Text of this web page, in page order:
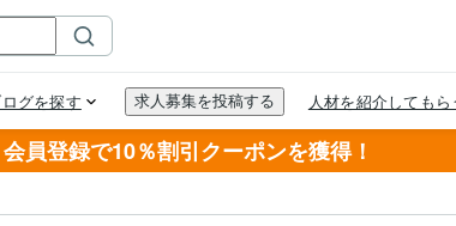
会員登録で10％割引クーポンを獲得！